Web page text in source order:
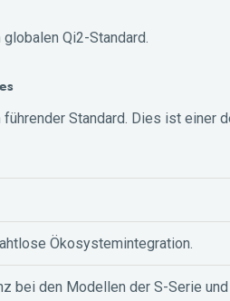
Qi2-Standard.
Standard. Dies ist
Ökosystemintegration.
bei den Modellen der S-Serie